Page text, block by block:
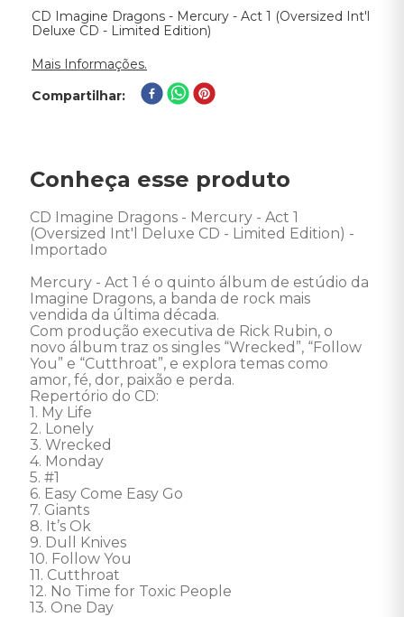
CD Imagine Dragons - Mercury - Act 1 (Oversized Int'l
Deluxe CD - Limited Edition)
Mais Informações.
Compartilhar
Conheça esse produto
CD Imagine Dragons - Mercury - Act 1
(Oversized Int'l Deluxe CD - Limited Edition) -
Importado
Mercury - Act 1 é o quinto álbum de estúdio da
Imagine Dragons, a banda de rock mais
vendida da última década.
Com produção executiva de Rick Rubin, o
novo álbum traz os singles “Wrecked”, “Follow
You” e “Cutthroat”, e explora temas como
amor, fé, dor, paixão e perda.
Repertório do CD:
1. My Life
2. Lonely
3. Wrecked
4. Monday
5. #1
6. Easy Come Easy Go
7. Giants
8. It’s Ok
9. Dull Knives
10. Follow You
11. Cutthroat
12. No Time for Toxic People
13. One Day